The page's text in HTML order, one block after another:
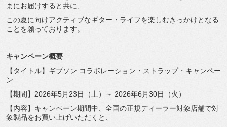
まにお届けすると共に、
この夏に向けアクティブなギター・ ライフを楽しむきっかけとなる
ことを願っております。
キャンペーン概要
【タイトル】ギブソン コラボレーション・ストラップ・キャンペー
ン
【期間】2026年5月23日（土）～ 2026年6月30日（火）
【内容】キャンペーン期間中、 全国の正規ディーラー対象店舗で対
象製品をお買い上げいただくと